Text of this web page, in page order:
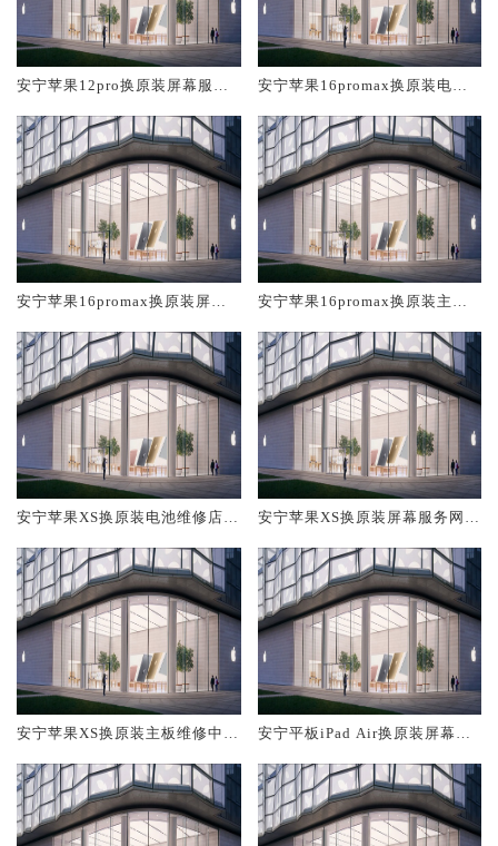
安宁苹果12pro换原装屏幕服务
安宁苹果16promax换原装电池
安宁苹果16promax换原装屏幕
安宁苹果16promax换原装主板
安宁苹果XS换原装电池维修店大
安宁苹果XS换原装屏幕服务网点
安宁苹果XS换原装主板维修中心
安宁平板iPad Air换原装屏幕服